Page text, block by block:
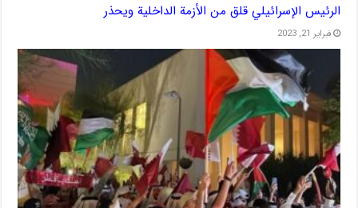
الرئيس الإسرائيلي قلق من الأزمة الداخلية ويحذر
فبراير 21, 2023